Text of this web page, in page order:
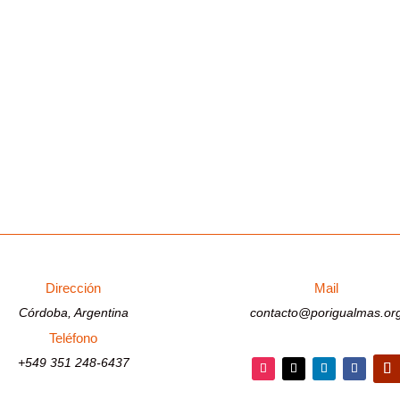
Dirección
Córdoba, Argentina
Teléfono
+549 351 248-6437
Mail
Seguir